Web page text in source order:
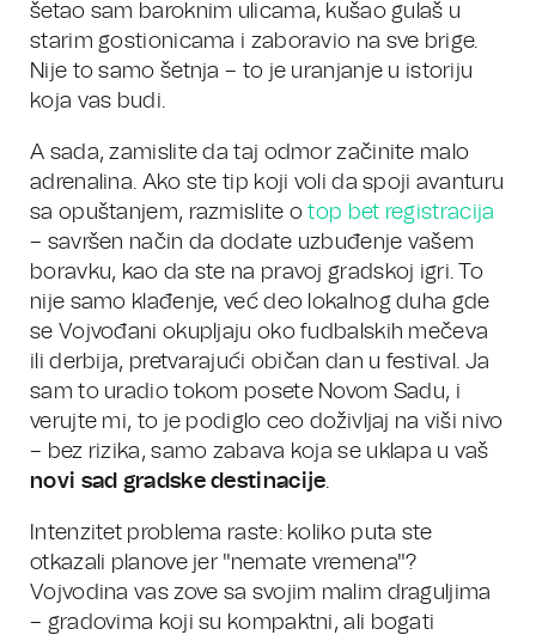
šetao sam baroknim ulicama, kušao gulaš u
starim gostionicama i zaboravio na sve brige.
Nije to samo šetnja – to je uranjanje u istoriju
koja vas budi.
A sada, zamislite da taj odmor začinite malo
adrenalina. Ako ste tip koji voli da spoji avanturu
sa opuštanjem, razmislite otop bet registracija
– savršen način da dodate uzbuđenje vašem
boravku, kao da ste na pravoj gradskoj igri. To
nije samo klađenje, već deo lokalnog duha gde
se Vojvođani okupljaju oko fudbalskih mečeva
ili derbija, pretvarajući običan dan u festival. Ja
sam to uradio tokom posete Novom Sadu, i
verujte mi, to je podiglo ceo doživljaj na viši nivo
– bez rizika, samo zabava koja se uklapa u vaš
novi sad gradske destinacije.
Intenzitet problema raste: koliko puta ste
otkazali planove jer "nemate vremena"?
Vojvodina vas zove sa svojim malim draguljima
– gradovima koji su kompaktni, ali bogati